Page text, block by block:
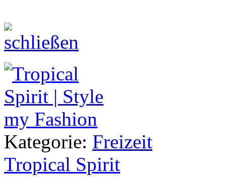
Kategorie: Freizeit
Tropical Spirit